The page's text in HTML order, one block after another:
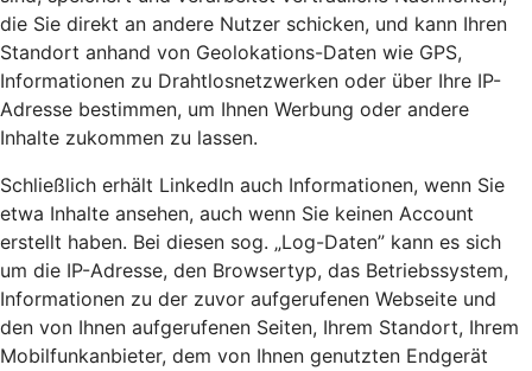
die Sie direkt an andere Nutzer schicken, und kann Ihren
Standort anhand von Geolokations-Daten wie GPS,
Informationen zu Drahtlosnetzwerken oder über Ihre IP-
Adresse bestimmen, um Ihnen Werbung oder andere
Inhalte zukommen zu lassen.
Schließlich erhält LinkedIn auch Informationen, wenn Sie
etwa Inhalte ansehen, auch wenn Sie keinen Account
erstellt haben. Bei diesen sog. „Log-Daten” kann es sich
um die IP-Adresse, den Browsertyp, das Betriebssystem,
Informationen zu der zuvor aufgerufenen Webseite und
den von Ihnen aufgerufenen Seiten, Ihrem Standort, Ihrem
Mobilfunkanbieter, dem von Ihnen genutzten Endgerät